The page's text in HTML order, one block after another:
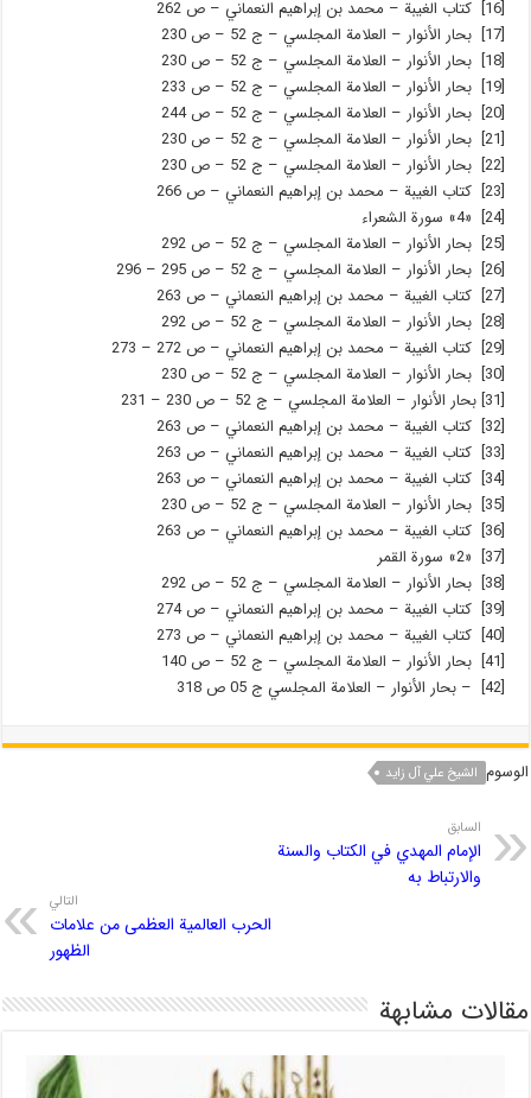
[16] كتاب الغيبة – محمد بن إبراهيم النعماني – ص 262
[17] بحار الأنوار – العلامة المجلسي – ج 52 – ص 230
[18] بحار الأنوار – العلامة المجلسي – ج 52 – ص 230
[19] بحار الأنوار – العلامة المجلسي – ج 52 – ص 233
[20] بحار الأنوار – العلامة المجلسي – ج 52 – ص 244
[21] بحار الأنوار – العلامة المجلسي – ج 52 – ص 230
[22] بحار الأنوار – العلامة المجلسي – ج 52 – ص 230
[23] كتاب الغيبة – محمد بن إبراهيم النعماني – ص 266
[24] «4» سورة الشعراء
[25] بحار الأنوار – العلامة المجلسي – ج 52 – ص 292
[26] بحار الأنوار – العلامة المجلسي – ج 52 – ص 295 – 296
[27] كتاب الغيبة – محمد بن إبراهيم النعماني – ص 263
[28] بحار الأنوار – العلامة المجلسي – ج 52 – ص 292
[29] كتاب الغيبة – محمد بن إبراهيم النعماني – ص 272 – 273
[30] بحار الأنوار – العلامة المجلسي – ج 52 – ص 230
[31] بحار الأنوار – العلامة المجلسي – ج 52 – ص 230 – 231
[32] كتاب الغيبة – محمد بن إبراهيم النعماني – ص 263
[33] كتاب الغيبة – محمد بن إبراهيم النعماني – ص 263
[34] كتاب الغيبة – محمد بن إبراهيم النعماني – ص 263
[35] بحار الأنوار – العلامة المجلسي – ج 52 – ص 230
[36] كتاب الغيبة – محمد بن إبراهيم النعماني – ص 263
[37] «2» سورة القمر
[38] بحار الأنوار – العلامة المجلسي – ج 52 – ص 292
[39] كتاب الغيبة – محمد بن إبراهيم النعماني – ص 274
[40] كتاب الغيبة – محمد بن إبراهيم النعماني – ص 273
[41] بحار الأنوار – العلامة المجلسي – ج 52 – ص 140
[42] – بحار الأنوار – العلامة المجلسي ج 05 ص 318
الوسوم الشيخ علي آل زايد
السابق
الإمام المهدي في الكتاب والسنة
والارتباط به
التالي
الحرب العالمية العظمى من علامات
الظهور
مقالات مشابهة